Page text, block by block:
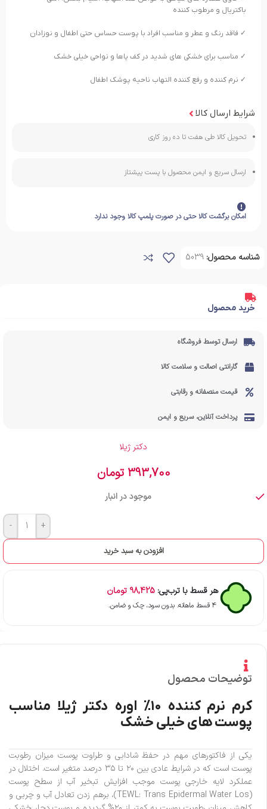
باکتریال و مرطوب کننده
✓ فاقد رنگ و عطر و مناسب افراد با پوست حساس حتی اطفال و نوزادان
✓ مناسب برای خشکی های شدید در کف پاها و نواحی خیلی خشک
✓ نرم کننده و رفع کننده التهاب ناحیه پوشک اطفال
شرایط ارسال کالا
تحویل کالا طی هفت تا ده روز کاری
ارسال سریع و ایمن محصول با پست پیشتاز
امکان برگشت کالا حتی در صورت پلمپ کالا وجود ندارد
شناسه محصول: 5039
خرید محصول
ارسال توسط فروشگاه
گارانتی اصالت و سلامت کالا
قیمت منصفانه و رقابتی
پرداخت آنلاین، سریع و ایمن
دکتر ژیلا
393,700 تومان
موجود در انبار
- +
افزودن به سبد خرید
هر قسط با ترب‌پی: 98,425 تومان
۴ قسط ماهانه. بدون سود، چک و ضامن.
توضیحات محصول
کرم نرم کننده ۱۰% اوره دکتر ژیلا مناسب
پوست های خیلی خشک
یکی از فاکتورهای مهم در حفظ شادابی و طراوت پوست میزان رطوبت
پوست است که در شرایط عادی بین ۲۰ تا ۳۵ درصد متغیر است. اختلال در
عملکرد لایه خارجی پوست موجب افزایش تبخیر آب از سطح پوست
(TEWL: Trans Epidermal Water Los)، برهم زدن تعادل آب و چربی و